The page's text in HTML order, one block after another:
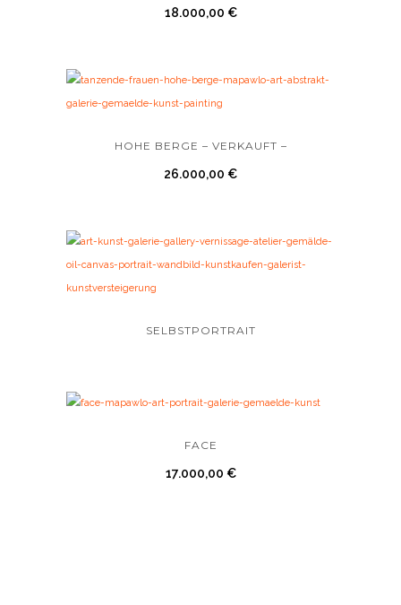
18.000,00 €
HOHE BERGE – VERKAUFT –
26.000,00 €
SELBSTPORTRAIT
FACE
17.000,00 €